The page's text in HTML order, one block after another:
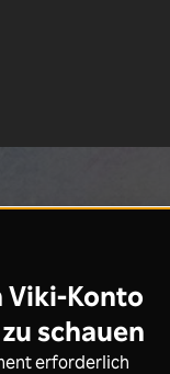
Viki-Konto
schauen
erforderlich